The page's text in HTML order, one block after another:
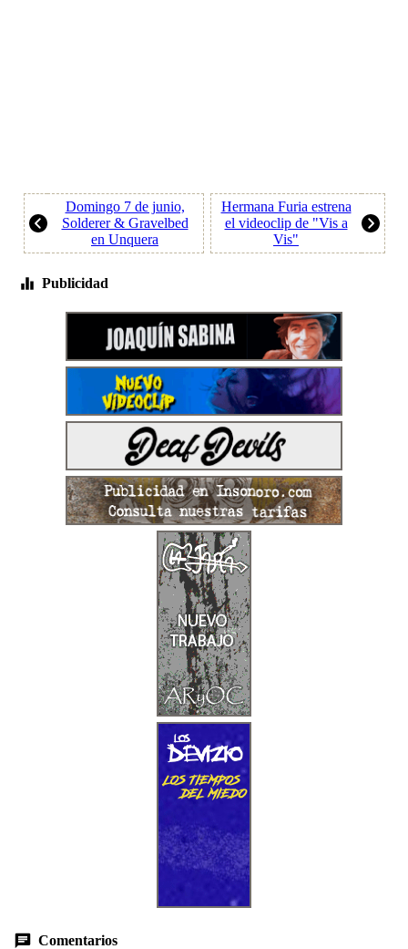
Domingo 7 de junio,
Solderer & Gravelbed
en Unquera
Hermana Furia estrena
el videoclip de "Vis a
Vis"
Publicidad
Comentarios